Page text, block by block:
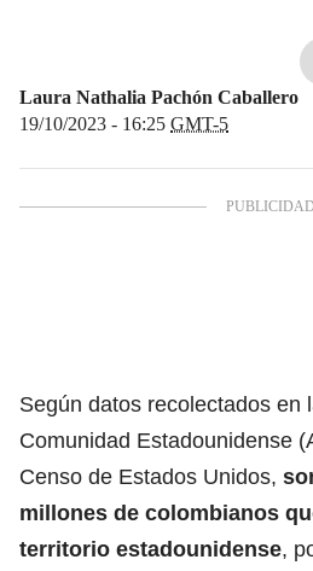
Laura Nathalia Pachón Caballero
19/10/2023 - 16:25 GMT-5
Según datos recolectados en
Comunidad Estadounidense
Censo de Estados Unidos,
millones de colombianos
territorio estadounidense,